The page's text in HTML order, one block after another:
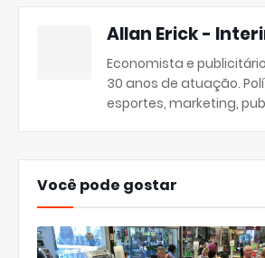
Allan Erick -
Economista e
30 anos de atuação.
esportes, marketing,
Você pode gostar